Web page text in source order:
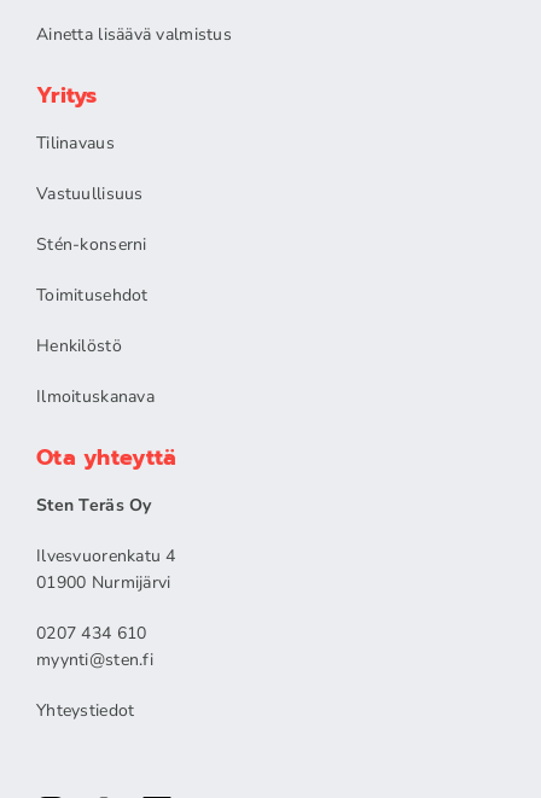
Ainetta lisäävä valmistus
Yritys
Tilinavaus
Vastuullisuus
Stén-konserni
Toimitusehdot
Henkilöstö
Ilmoituskanava
Ota yhteyttä
Sten Teräs Oy
Ilvesvuorenkatu 4
01900 Nurmijärvi
0207 434 610
myynti@sten.fi
Yhteystiedot